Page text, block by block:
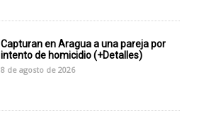
Capturan en Aragua a una pareja por
intento de homicidio (+Detalles)
8 de agosto de 2026